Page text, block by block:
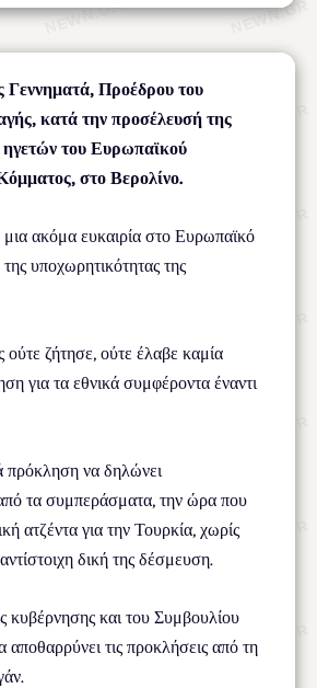
Προέδρου του
κατά την προσέλευσή της
του Ευρωπαϊκού
στο Βερολίνο.
ακόμα ευκαιρία στο Ευρωπαϊκό
υποχωρητικότητας της
ζήτησε, ούτε έλαβε καμία
για τα εθνικά συμφέροντα έναντι
πρόκληση να δηλώνει
τα συμπεράσματα, την ώρα που
ατζέντα για την Τουρκία, χωρίς
δική της δέσμευση.
κυβέρνησης και του Συμβουλίου
αποθαρρύνει τις προκλήσεις από τη